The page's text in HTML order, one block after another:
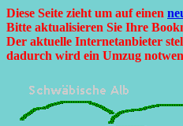
Diese Seite zieht um auf einen
Bitte aktualisieren Sie Ihre
Der aktuelle Internetanbieter
dadurch wird ein Umzug